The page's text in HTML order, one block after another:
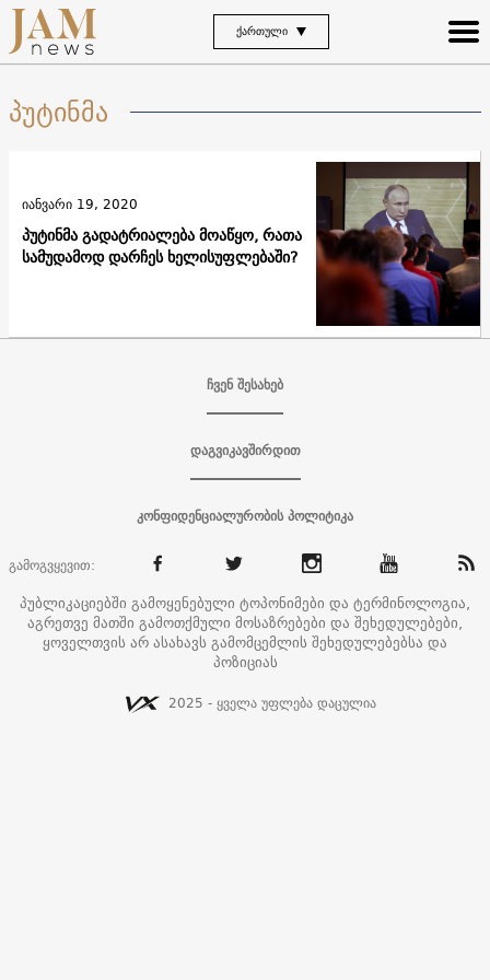
ᲥᲐᲠᲗᲣᲚᲘ
პუტინმა
პუტინმა გადატრიალება მოაწყო, რათა
სამუდამოდ დარჩეს ხელისუფლებაში?
იანვარი 19, 2020
ჩვენ შესახებ
დაგვიკავშირდით
კონფიდენციალურობის პოლიტიკა
გამოგვყევით:
პუბლიკაციებში გამოყენებული ტოპონიმები და ტერმინოლოგია,
აგრეთვე მათში გამოთქმული მოსაზრებები და შეხედულებები,
ყოველთვის არ ასახავს გამომცემლის შეხედულებებსა და
პოზიციას
2025 - ყველა უფლება დაცულია